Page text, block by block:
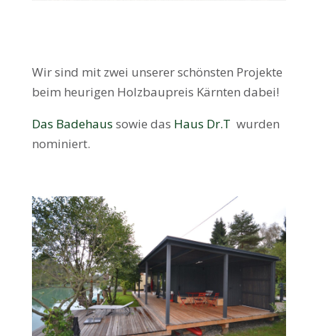
Wir sind mit zwei unserer schönsten Projekte
beim heurigen Holzbaupreis Kärnten dabei!
Das Badehaus sowie das Haus Dr.T wurden
nominiert.